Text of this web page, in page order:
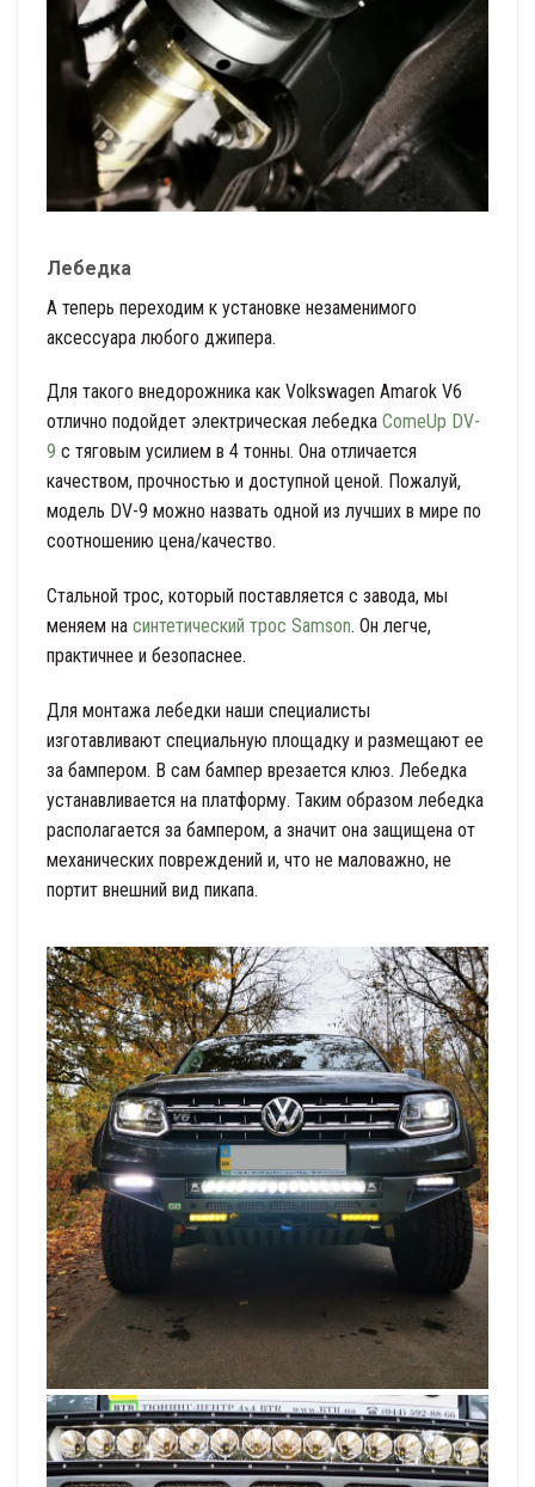
Лебедка
А теперь переходим к установке незаменимого
аксессуара любого джипера.
Для такого внедорожника как Volkswagen Amarok V6
отлично подойдет электрическая лебедка ComeUp DV-
9 с тяговым усилием в 4 тонны. Она отличается
качеством, прочностью и доступной ценой. Пожалуй,
модель DV-9 можно назвать одной из лучших в мире по
соотношению цена/качество.
Стальной трос, который поставляется с завода, мы
меняем на синтетический трос Samson. Он легче,
практичнее и безопаснее.
Для монтажа лебедки наши специалисты
изготавливают специальную площадку и размещают ее
за бампером. В сам бампер врезается клюз. Лебедка
устанавливается на платформу. Таким образом лебедка
располагается за бампером, а значит она защищена от
механических повреждений и, что не маловажно, не
портит внешний вид пикапа.